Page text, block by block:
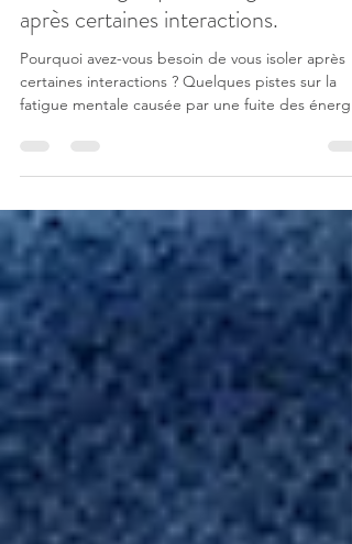
Fuite énergétique et fatigue mentale
après certaines interactions.
Pourquoi avez-vous besoin de vous isoler après
fatigue mentale causée par une fuite des
aux contacts de certaines personnes.